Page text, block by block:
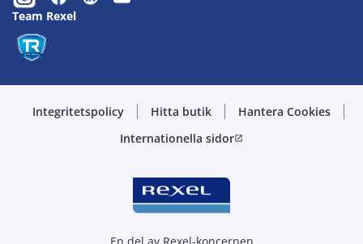
Team Rexel
Integritetspolicy Hitta butik
Hantera Cookies
Internationella sidoropen_in_new